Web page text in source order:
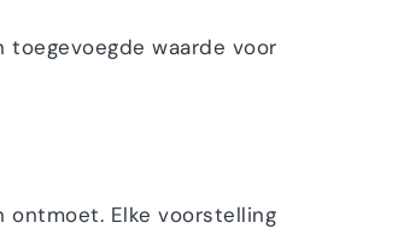
waarde voor
ontmoet. Elke voorstelling